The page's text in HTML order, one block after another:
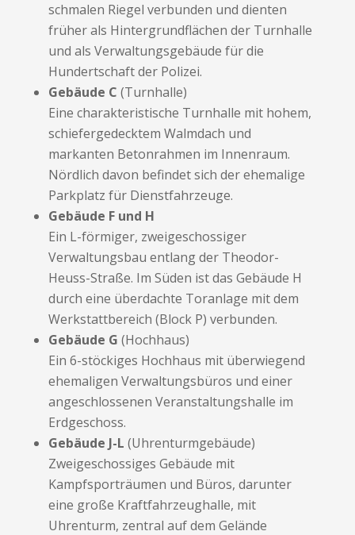
schmalen Riegel verbunden und dienten
früher als Hintergrundflächen der Turnhalle
und als Verwaltungsgebäude für die
Hundertschaft der Polizei.
Gebäude C (Turnhalle)
Eine charakteristische Turnhalle mit hohem,
schiefergedecktem Walmdach und
markanten Betonrahmen im Innenraum.
Nördlich davon befindet sich der ehemalige
Parkplatz für Dienstfahrzeuge.
Gebäude F und H
Ein L-förmiger, zweigeschossiger
Verwaltungsbau entlang der Theodor-
Heuss-Straße. Im Süden ist das Gebäude H
durch eine überdachte Toranlage mit dem
Werkstattbereich (Block P) verbunden.
Gebäude G (Hochhaus)
Ein 6-stöckiges Hochhaus mit überwiegend
ehemaligen Verwaltungsbüros und einer
angeschlossenen Veranstaltungshalle im
Erdgeschoss.
Gebäude J-L (Uhrenturmgebäude)
Zweigeschossiges Gebäude mit
Kampfsporträumen und Büros, darunter
eine große Kraftfahrzeughalle, mit
Uhrenturm, zentral auf dem Gelände